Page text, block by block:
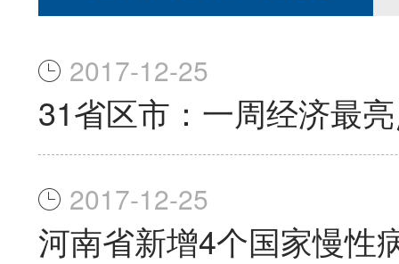
2017-12-25
31省区市：一周经济最
2017-12-25
河南省新增4个国家慢性